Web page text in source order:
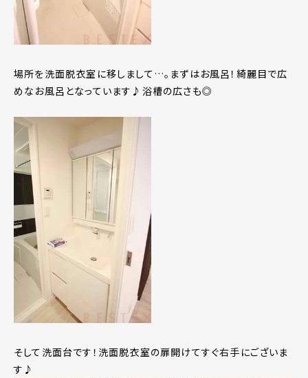
場所を洗面脱衣室に移しまして…。まずはお風呂！綺麗目で広
めなお風呂となっています♪浴槽の広さも◎
そして洗面台です！洗面脱衣室の扉開けてすぐ右手にございま
す♪